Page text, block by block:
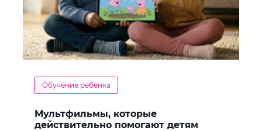
Обучение ребенка
Мультфильмы, которые
действительно помогают детям